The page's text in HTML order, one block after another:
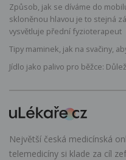
Způsob, jak se díváme do
skloněnou hlavou je to stejná
vysvětluje přední fyzioterapeut
Tipy maminek, jak na svačiny,
Jídlo jako palivo pro běžce:
Největší česká medicínská
telemedicíny si klade za cíl